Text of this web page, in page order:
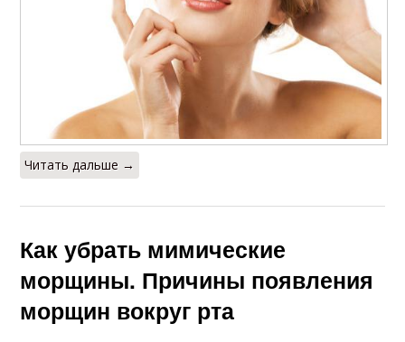
Читать дальше →
Как убрать мимические
морщины. Причины появления
морщин вокруг рта